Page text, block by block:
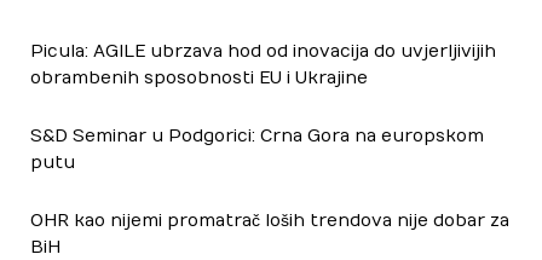
Picula: AGILE ubrzava hod od inovacija do uvjerljivijih
obrambenih sposobnosti EU i Ukrajine
S&D Seminar u Podgorici: Crna Gora na europskom
putu
OHR kao nijemi promatrač loših trendova nije dobar za
BiH